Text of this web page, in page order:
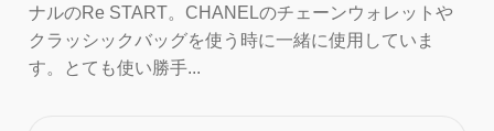
ナルのRe START。CHANELのチェーンウォレットや
クラッシックバッグを使う時に一緒に使用していま
す。とても使い勝手...